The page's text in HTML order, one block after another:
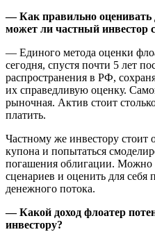
— Как правильно оценивать
может ли частный инвестор
— Единого метода оценки
сегодня, спустя почти 5 лет
распространения в РФ,
их справедливую оценку.
рыночная. Актив стоит
платить.
Частному же инвестору стоит
купона и попытаться
погашения облигации. Можно
сценариев и оценить для себя
денежного потока.
— Какой доход флоатер
инвестору?